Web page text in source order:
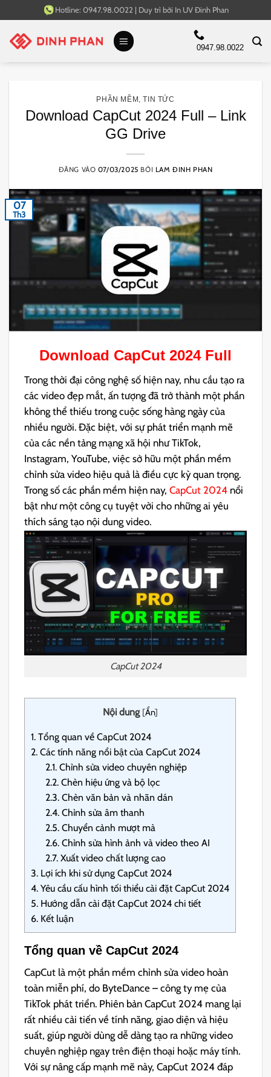
qua
nội
Hotline: 0947.98.0022 | Duy trì bởi In UV Đinh Phan
0947.98.0022
PHẦN MỀM ,TIN TỨC
Download CapCut 2024 Full – Link
GG Drive
ĐĂNG VÀO 07/03/2025 BỞI LAM ĐINH PHAN
07
Th3
Download CapCut 2024Full
Trong thời đại công nghệ số hiện nay, nhu cầu tạo ra
các video đẹp mắt, ấn tượng đã trở thành một phần
không thể thiếu trong cuộc sống hàng ngày của
nhiều người. Đặc biệt, với sự phát triển mạnh mẽ
của các nền tảng mạng xã hội như TikTok,
Instagram, YouTube, việc sở hữu một phần mềm
chỉnh sửa video hiệu quả là điều cực kỳ quan trọng.
Trong số các phần mềm hiện nay,CapCut 2024 nổi
bật như một công cụ tuyệt vời cho những ai yêu
thích sáng tạo nội dung video.
CapCut 2024
Nội dung [Ẩn]
1. Tổng quan về CapCut 2024
2. Các tính năng nổi bật của CapCut 2024
2.1. Chỉnh sửa video chuyên nghiệp
2.2. Chèn hiệu ứng và bộ lọc
2.3. Chèn văn bản và nhãn dán
2.4. Chỉnh sửa âm thanh
2.5. Chuyển cảnh mượt mà
2.6. Chỉnh sửa hình ảnh và video theo AI
2.7. Xuất video chất lượng cao
3. Lợi ích khi sử dụng CapCut 2024
4. Yêu cầu cấu hình tối thiểu cài đặt CapCut 2024
5. Hướng dẫn cài đặt CapCut 2024 chi tiết
6. Kết luận
Tổng quan về CapCut 2024
CapCut là một phần mềm chỉnh sửa video hoàn
toàn miễn phí, do ByteDance – công ty mẹ của
TikTok phát triển. Phiên bản CapCut 2024 mang lại
rất nhiều cải tiến về tính năng, giao diện và hiệu
suất, giúp người dùng dễ dàng tạo ra những video
chuyên nghiệp ngay trên điện thoại hoặc máy tính.
Với sự nâng cấp mạnh mẽ này, CapCut 2024 đáp